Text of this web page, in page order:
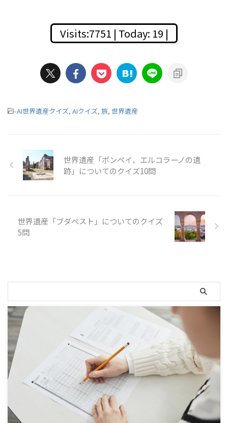
Visits:7751 | Today: 19 |
-AI世界遺産クイズ, AIクイズ, 旅, 世界遺産
世界遺産「ポンペイ、エルコラーノの遺
跡」についてのクイズ10問
世界遺産「ブダペスト」についてのクイズ
5問